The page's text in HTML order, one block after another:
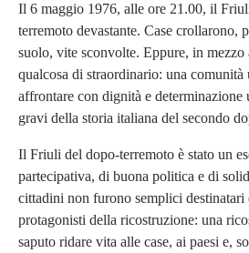
Il 6 maggio 1976, alle ore 21.00, il
terremoto devastante. Case crollarono,
suolo, vite sconvolte. Eppure, in mezzo
qualcosa di straordinario: una comunità
affrontare con dignità e determinazione
gravi della storia italiana del secondo
Il Friuli del dopo-terremoto è stato un
partecipativa, di buona politica e di
cittadini non furono semplici destinatari
protagonisti della ricostruzione: una
saputo ridare vita alle case, ai paesi e,